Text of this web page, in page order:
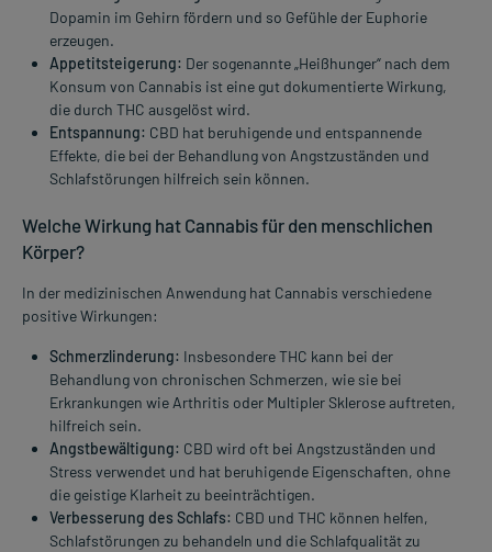
Dopamin im Gehirn fördern und so Gefühle der Euphorie
erzeugen.
Appetitsteigerung: Der sogenannte „Heißhunger“ nach dem
Konsum von Cannabis ist eine gut dokumentierte Wirkung,
die durch THC ausgelöst wird.
Entspannung: CBD hat beruhigende und entspannende
Effekte, die bei der Behandlung von Angstzuständen und
Schlafstörungen hilfreich sein können.
Welche Wirkung hat Cannabis für den menschlichen
Körper?
In der medizinischen Anwendung hat Cannabis verschiedene
positive Wirkungen:
Schmerzlinderung: Insbesondere THC kann bei der
Behandlung von chronischen Schmerzen, wie sie bei
Erkrankungen wie Arthritis oder Multipler Sklerose auftreten,
hilfreich sein.
Angstbewältigung: CBD wird oft bei Angstzuständen und
Stress verwendet und hat beruhigende Eigenschaften, ohne
die geistige Klarheit zu beeinträchtigen.
Verbesserung des Schlafs: CBD und THC können helfen,
Schlafstörungen zu behandeln und die Schlafqualität zu